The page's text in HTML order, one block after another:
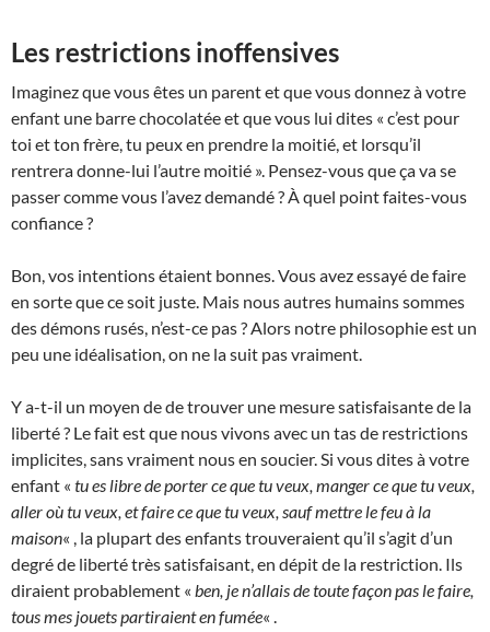
Les restrictions inoffensives
Imaginez que vous êtes un parent et que vous donnez à votre
enfant une barre chocolatée et que vous lui dites « c’est pour
toi et ton frère, tu peux en prendre la moitié, et lorsqu’il
rentrera donne-lui l’autre moitié ». Pensez-vous que ça va se
passer comme vous l’avez demandé ? À quel point faites-vous
confiance ?
Bon, vos intentions étaient bonnes. Vous avez essayé de faire
en sorte que ce soit juste. Mais nous autres humains sommes
des démons rusés, n’est-ce pas ? Alors notre philosophie est un
peu une idéalisation, on ne la suit pas vraiment.
Y a-t-il un moyen de de trouver une mesure satisfaisante de la
liberté ? Le fait est que nous vivons avec un tas de restrictions
implicites, sans vraiment nous en soucier. Si vous dites à votre
enfant « tu es libre de porter ce que tu veux, manger ce que tu veux,
aller où tu veux, et faire ce que tu veux, sauf mettre le feu à la
maison« , la plupart des enfants trouveraient qu’il s’agit d’un
degré de liberté très satisfaisant, en dépit de la restriction. Ils
diraient probablement « ben, je n’allais de toute façon pas le faire,
tous mes jouets partiraient en fumée« .